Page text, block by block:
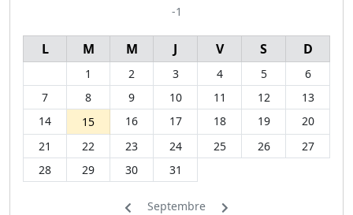
-1
L M M J V S D
1 2 3 4 5
6
7
8 9 10 11 12
13
14
15 16 17 18 19
20
21
22 23 24 25 26
27
28
29 30 31
Septembre